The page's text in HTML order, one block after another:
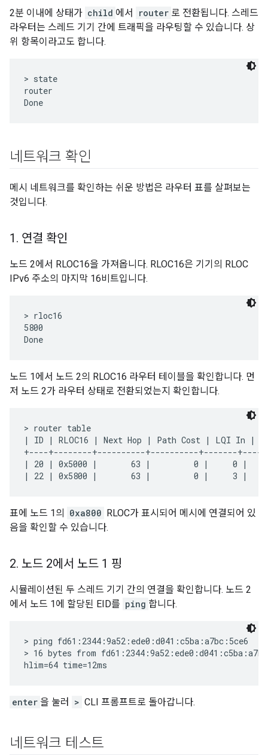
2분 이내에 상태가 child 에서 router 로 전환됩니다. 스레드
라우터는 스레드 기기 간에 트래픽을 라우팅할 수 있습니다. 상
위 항목이라고도 합니다.
> state
router
네트워크 확인
메시 네트워크를 확인하는 쉬운 방법은 라우터 표를 살펴보는
것입니다.
1 . 연결 확인
노드 2에서 RLOC16을 가져옵니다. RLOC16은 기기의 RLOC
IPv6 주소의 마지막 16비트입니다.
> rloc16
5800
노드 1에서 노드 2의 RLOC16 라우터 테이블을 확인합니다. 먼
저 노드 2가 라우터 상태로 전환되었는지 확인합니다.
> router table
| ID | RLOC16 | Next Hop | Path Cost | LQI In |
+----+--------+----------+----------+-------
| 20 | 0x5000 |       63 |         0 |     0 |      0
표에 노드 1의 0xa800 RLOC가 표시되어 메시에 연결되어 있
음을 확인할 수 있습니다.
2. 노드 2에서 노드 1 핑
시뮬레이션된 두 스레드 기기 간의 연결을 확인합니다. 노드 2
에서 노드 1에 할당된 EID를 ping 합니다.
> ping fd61:2344:9a52:ede0:d041:c5ba:a7bc:5ce6
> 16 bytes from
enter 을 눌러 > CLI 프롬프트로 돌아갑니다.
네트워크 테스트